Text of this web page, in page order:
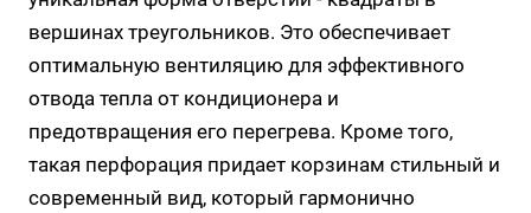
вершинах треугольников. Это обеспечивает
оптимальную вентиляцию для эффективного
отвода тепла от кондиционера и
предотвращения его перегрева. Кроме того,
такая перфорация придает корзинам стильный и
современный вид, который гармонично